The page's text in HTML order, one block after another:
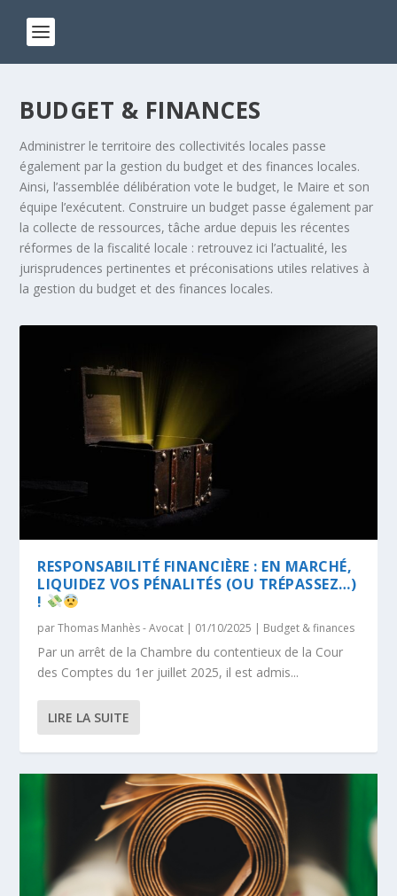
BUDGET & FINANCES
Administrer le territoire des collectivités locales passe
également par la gestion du budget et des finances locales.
Ainsi, l’assemblée délibération vote le budget, le Maire et son
équipe l’exécutent. Construire un budget passe également par
la collecte de ressources, tâche ardue depuis les récentes
réformes de la fiscalité locale : retrouvez ici l’actualité, les
jurisprudences pertinentes et préconisations utiles relatives à
la gestion du budget et des finances locales.
RESPONSABILITÉ FINANCIÈRE : EN MARCHÉ,
LIQUIDEZ VOS PÉNALITÉS (OU TRÉPASSEZ…)
!
parThomas Manhès - Avocat | 01/10/2025 | Budget & finances
Par un arrêt de la Chambre du contentieux de la Cour
des Comptes du 1er juillet 2025, il est admis...
LIRE LA SUITE